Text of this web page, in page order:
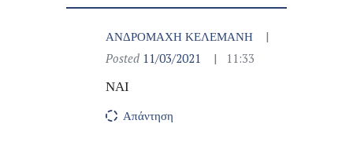
ΑΝΔΡΟΜΑΧΗ ΚΕΛΕΜΑΝΗ
Posted 11/03/2021 11:33
ΝΑΙ
Απάντηση